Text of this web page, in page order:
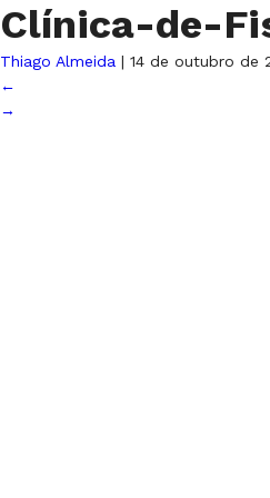
Clínica-de-
Thiago Almeida | 14 de outubro de
←
→